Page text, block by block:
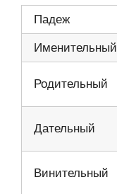
Падеж
Именительный
Родительный
Дательный
Винительный